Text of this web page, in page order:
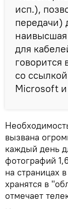
исп.),
передачи)
наивысшая
для
говорится
со
Microsoft и
вызвана
каждый день
фотографий
на страницах
хранятся в
отмечает